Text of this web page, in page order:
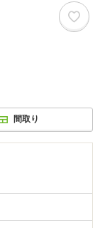
間取り